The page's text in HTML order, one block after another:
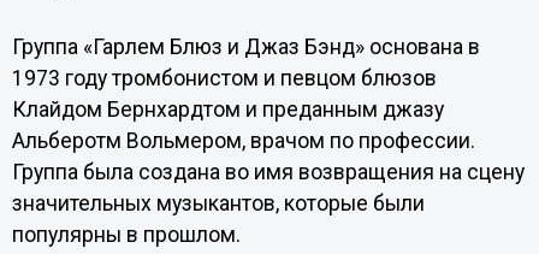
Группа «Гарлем Блюз и Джаз Бэнд» основана в
1973 году тромбонистом и певцом блюзов
Клайдом Бернхардтом и преданным джазу
Альберотм Вольмером, врачом по профессии.
Группа была создана во имя возвращения на сцену
значительных музыкантов, которые были
популярны в прошлом.